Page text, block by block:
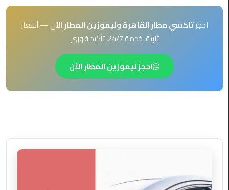
EN
AR
برج
ليموزين
القاهرة
احجزتاكسي مطار القاهرة وليموزين المطارالآن — أسعار
ثابتة، خدمة 24/7، تأكيد فوري
احجز ليموزين المطار الآن